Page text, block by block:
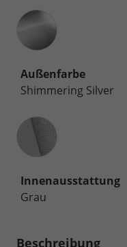
Außenfarbe
Shimmering Silver
Innenausstattung
Innenausstattung
Grau
Beschreibung